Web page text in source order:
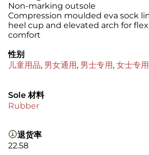
Non-marking outsole
Compression moulded eva sock
heel cup and elevated arch for
comfort
性别
儿童用品, 男女通用, 男士专用, 女士专用
Sole 材料
Rubber
退货率
22.58